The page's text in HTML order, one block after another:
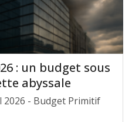
: un budget sous
abyssale
2026 - Budget Primitif